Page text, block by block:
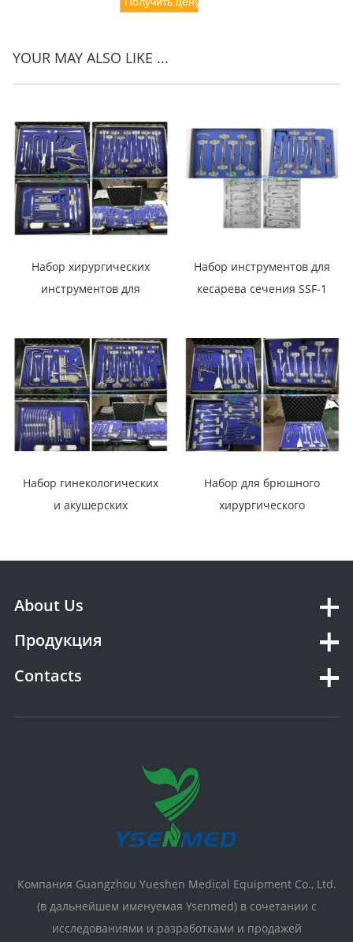
YOUR MAY ALSO LIKE ...
Набор хирургических
инструментов для
Набор инструментов для
кесарева сечения SSF-1
Набор гинекологических
и акушерских
Набор для брюшного
хирургического
About Us
Продукция
Contacts
Компания Guangzhou Yueshen Medical Equipment Co., Ltd.
(в дальнейшем именуемая Ysenmed) в сочетании с
исследованиями и разработками и продажей